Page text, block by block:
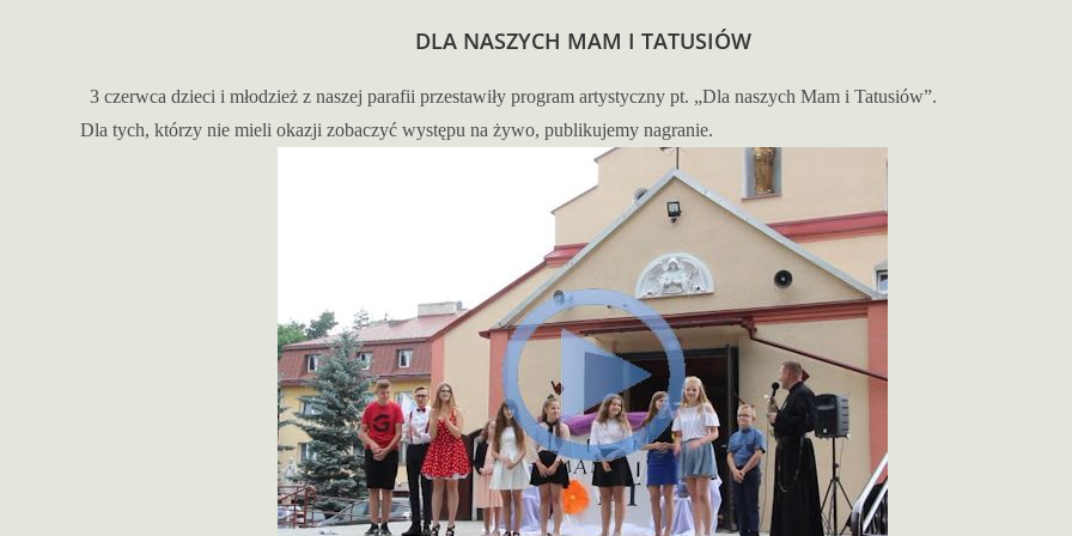
DLA NASZYCH MAM I TATUSIÓW
3 czerwca dzieci i młodzież z naszej parafii przestawiły program artystyczny pt. „Dla naszych Mam i Tatusiów”.
Dla tych, którzy nie mieli okazji zobaczyć występu na żywo, publikujemy nagranie.